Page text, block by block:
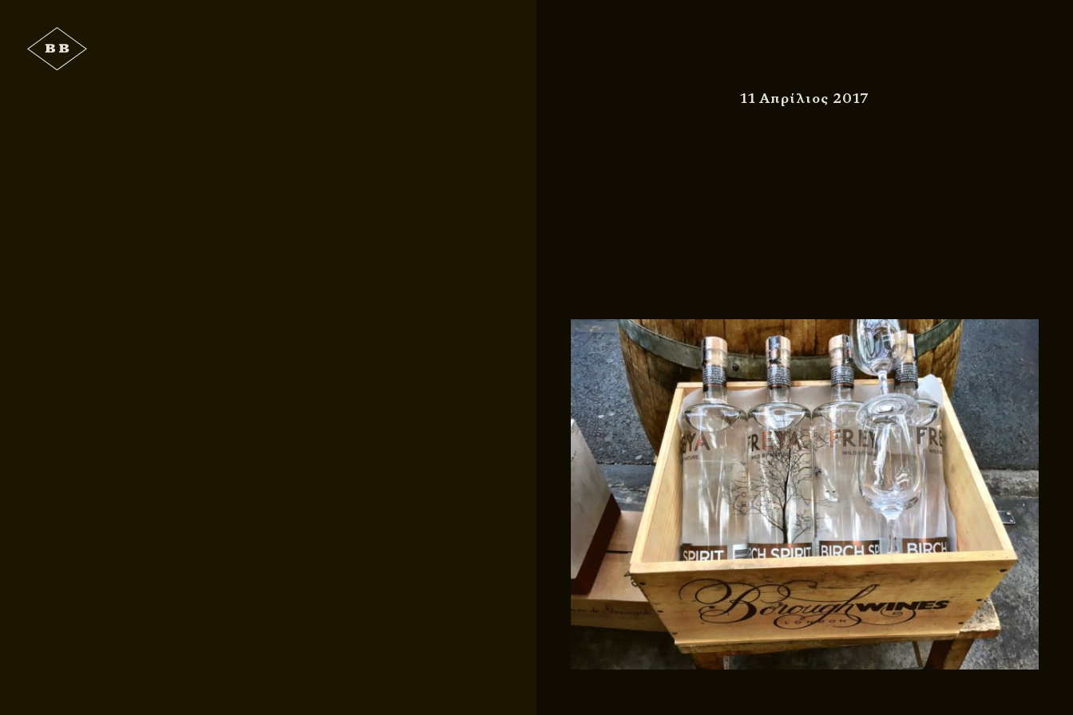
11 Απρίλιος 2017